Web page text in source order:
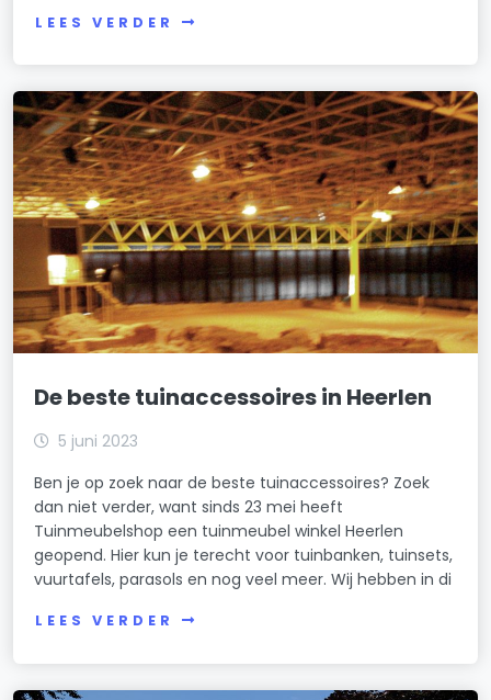
LEES VERDER
De beste tuinaccessoires in Heerlen
5 juni 2023
Ben je op zoek naar de beste tuinaccessoires? Zoek
dan niet verder, want sinds 23 mei heeft
Tuinmeubelshop een tuinmeubel winkel Heerlen
geopend. Hier kun je terecht voor tuinbanken, tuinsets,
vuurtafels, parasols en nog veel meer. Wij hebben in di
LEES VERDER